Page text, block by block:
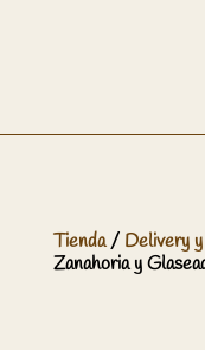
Tienda/ Delivery
Zanahoria y